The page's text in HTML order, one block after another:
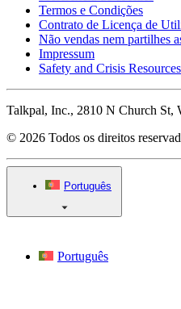
Termos e Condições
Contrato de Licença de
Não vendas nem partilhes
Impressum
Safety and Crisis Resources
Talkpal, Inc., 2810 N Church St,
© 2026 Todos os direitos
Português
Português